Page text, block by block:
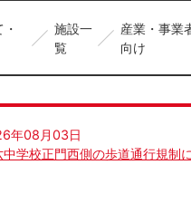
施設一
覧
産業・事業
向け
年08月03日
中学校正門西側の歩道通行規制